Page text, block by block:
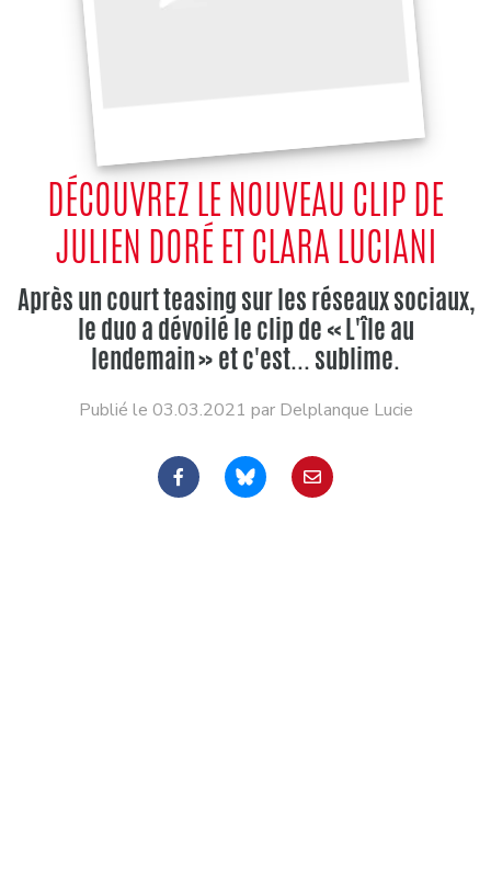
DÉCOUVREZ LE NOUVEAU CLIP DE
JULIEN DORÉ ET CLARA LUCIANI
Après un court teasing sur les réseaux sociaux,
le duo a dévoilé le clip de « L'île au
lendemain » et c'est... sublime.
Publié le 03.03.2021 par Delplanque Lucie